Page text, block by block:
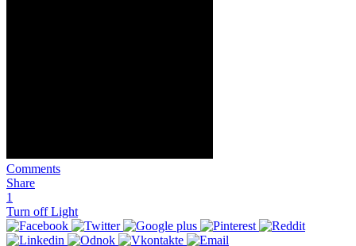
Comments
Share
1
Turn off Light